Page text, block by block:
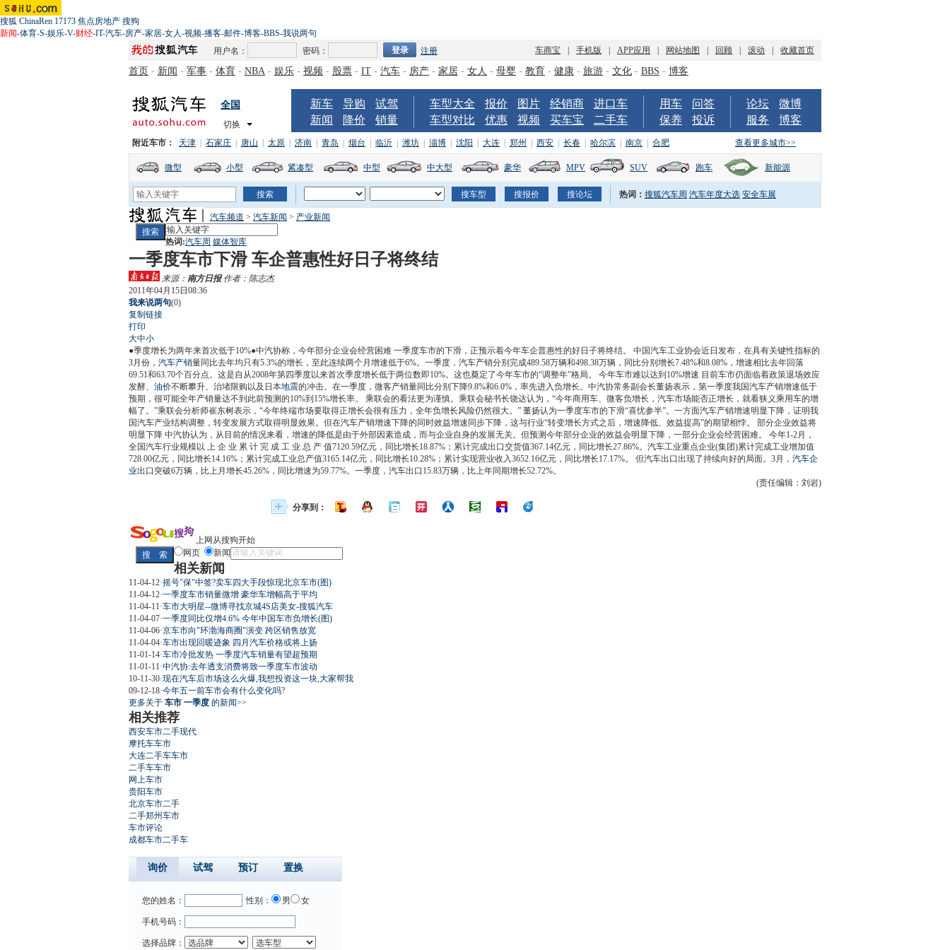
搜狐 ChinaRen 17173 焦点房地产 搜狗
新闻-体育-S-娱乐-V-财经-IT-汽车-房产-家居-女人-视频-播客-邮件-博客-BBS-我说两句
用户名：
密码： 注册 车商宝 手机版 APP应用 网站地图 回顾 滚动 收藏首页
首页 - 新闻 - 军事 - 体育 - NBA - 娱乐 - 视频 - 股票 - IT - 汽车 - 房产 - 家居 - 女人 - 母婴 - 教育 - 健康 - 旅游 - 文化 - BBS - 博客
全国
切换
新车 导购
试驾
新闻
降价 销量
车型大全 报价 图片 经销商
进口车
车型对比
优惠 视频 买车宝 二手车
用车
问答
保养
投诉
论坛
微博
服务
博客
查看更多城市>>
附近车市： 天津 石家庄 唐山 太原 济南 青岛 烟台 临沂 潍坊 淄博 沈阳 大连 郑州 西安 长春 哈尔滨 南京 合肥
微型 小型 紧凑型 中型 中大型 豪华 MPV SUV 跑车 新能源
热词： 搜狐汽车周 汽车年度大选 安全车展
汽车频道 > 汽车新闻 > 产业新闻
热词:汽车周 媒体智库
一季度车市下滑 车企普惠性好日子将终结
来源： 南方日报作者：陈志杰
2011年04月15日08:36
我来说两句(0)
复制链接
打印
大中小
●季度增长为两年来首次低于10%●中汽协称，今年部分企业会经营困难 一季度车市的下滑，正预示着今年车企普惠性的好日子将终结。 中国汽车工业协会近日发布，在具有关键性指标的
3月份， 汽车产销量同比去年均只有5.3%的增长，至此连续两个月增速低于6%。一季度， 汽车产销分别完成489.58万辆和498.38万辆，同比分别增长7.48%和8.08%，增速相比去年回落
69.51和63.70个百分点。这是自从2008年第四季度以来首次季度增长低于两位数即10%。这也奠定了今年车市的“调整年”格局。 今年车市难以达到10%增速 目前车市仍面临着政策退场效应
发酵、 油价不断攀升、治堵限购以及日本地震的冲击。在一季度，微客产销量同比分别下降9.8%和6.0%，率先进入负增长。中汽协常务副会长董扬表示，第一季度我国汽车产销增速低于
预期，很可能全年产销量达不到此前预测的10%到15%增长率。 乘联会的看法更为谨慎。乘联会秘书长饶达认为，“今年商用车、微客负增长，汽车市场能否正增长，就看狭义乘用车的增
幅了。”乘联会分析师崔东树表示，“今年终端市场要取得正增长会很有压力，全年负增长风险仍然很大。” 董扬认为一季度车市的下滑“喜忧参半”。一方面汽车产销增速明显下降，证明我
国汽车产业结构调整，转变发展方式取得明显效果。但在汽车产销增速下降的同时效益增速同步下降，这与行业“转变增长方式之后，增速降低、效益提高”的期望相悖。 部分企业效益将
明显下降 中汽协认为，从目前的情况来看，增速的降低是由于外部因素造成，而与企业自身的发展无关。但预测今年部分企业的效益会明显下降，一部分企业会经营困难。 今年1-2月，
全国汽车行业规模以 上 企 业 累 计 完 成 工 业 总 产 值7120.59亿元，同比增长18.87%；累计完成出口交货值367.14亿元，同比增长27.86%。汽车工业重点企业(集团)累计完成工业增加值
728.00亿元，同比增长14.16%；累计完成工业总产值3165.14亿元，同比增长10.28%；累计实现营业收入3652.16亿元，同比增长17.17%。 但汽车出口出现了持续向好的局面。3月， 汽车企
业出口突破6万辆，比上月增长45.26%，同比增速为59.77%。一季度，汽车出口15.83万辆，比上年同期增长52.72%。
(责任编辑：刘岩)
分享到：
上网从搜狗开始
网页
新闻
相关新闻
11-04-12·摇号"保"中签?卖车四大手段惊现北京车市(图)
11-04-12·一季度车市销量微增 豪华车增幅高于平均
11-04-11 ·车市大明星--微博寻找京城4S店美女-搜狐汽车
11-04-07·一季度同比仅增4.6% 今年中国车市负增长(图)
11-04-06·京车市向"环渤海商圈"演变 跨区销售放宽
11-04-04·车市出现回暖迹象 四月汽车价格或将上扬
11-01-14·车市冷批发热 一季度汽车销量有望超预期
11-01-11 ·中汽协:去年透支消费将致一季度车市波动
10-11-30·现在汽车后市场这么火爆,我想投资这一块,大家帮我
09-12-18·今年五一前车市会有什么变化吗?
更多关于 车市 一季度 的新闻>>
相关推荐
西安车市二手现代
摩托车车市
大连二手车车市
二手车车市
网上车市
贵阳车市
北京车市二手
二手郑州车市
车市评论
成都车市二手车
询价 试驾 预订 置换
您的姓名： 性别： 男 女
手机号码：
选择品牌：